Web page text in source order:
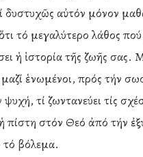
αὐτόν μόνον
τό μεγαλύτερο λάθος πού
ἡ ἱστορία τῆς ζωῆς
μαζί ἑνωμένοι, πρός τήν
τί ζωντανεύει τίς
πίστη στόν Θεό ἀπό τήν
τό βόλεμα.